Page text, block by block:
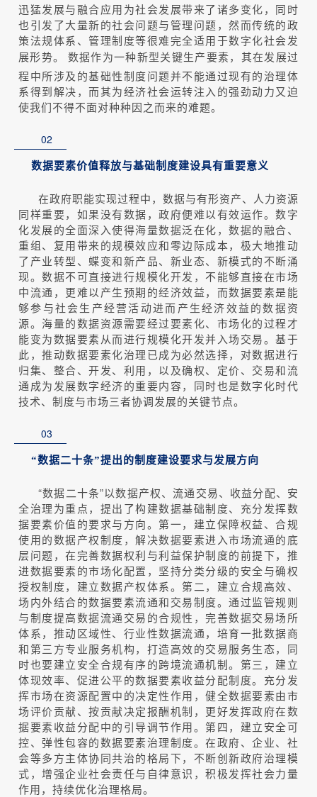
迅猛发展与融合应用为社会发展带来了诸多变化，同时
也引发了大量新的社会问题与管理问题，然而传统的政
策法规体系、管理制度等很难完全适用于数字化社会发
展形势。
数据作为一种新型关键生产要素，其在发展过
程中所涉及的基础性制度问题并不能通过现有的治理体
系得到解决，而其为经济社会运转注入的强劲动力又迫
使我们不得不面对种种因之而来的难题。
02
数据要素价值释放与基础制度建设具有重要意义
在政府职能实现过程中，数据与有形资产、人力资源
同样重要，如果没有数据，政府便难以有效运作。数字
化发展的全面深入使得海量数据泛在化，数据的融合、
重组、复用带来的规模效应和零边际成本，极大地推动
了产业转型、蝶变和新产品、新业态、新模式的不断涌
现。数据不可直接进行规模化开发，不能够直接在市场
中流通，更难以产生预期的经济效益，而数据要素是能
够参与社会生产经营活动进而产生经济效益的数据资
源。海量的数据资源需要经过要素化、市场化的过程才
能变为数据要素从而进行规模化开发并入场交易。基于
此，推动数据要素化治理已成为必然选择，对数据进行
归集、整合、开发、利用，以及确权、定价、交易和流
通成为发展数字经济的重要内容，同时也是数字化时代
技术、制度与市场三者协调发展的关键节点。
03
“数据二十条”提出的制度建设要求与发展方向
“数据二十条”以数据产权、流通交易、收益分配、安
全治理为重点，提出了构建数据基础制度、充分发挥数
据要素价值的要求与方向。第一，建立保障权益、合规
使用的数据产权制度，解决数据要素进入市场流通的底
层问题，在完善数据权利与利益保护制度的前提下，推
进数据要素的市场化配置，坚持分类分级的安全与确权
授权制度，建立数据产权体系。第二，建立合规高效、
场内外结合的数据要素流通和交易制度。通过监管规则
与制度提高数据流通交易的合规性，完善数据交易场所
体系，推动区域性、行业性数据流通，培育一批数据商
和第三方专业服务机构，打造高效的交易服务生态，同
时也要建立安全合规有序的跨境流通机制。第三，建立
体现效率、促进公平的数据要素收益分配制度。充分发
挥市场在资源配置中的决定性作用，健全数据要素由市
场评价贡献、按贡献决定报酬机制，更好发挥政府在数
据要素收益分配中的引导调节作用。第四，建立安全可
控、弹性包容的数据要素治理制度。在政府、企业、社
会等多方主体协同共治的格局下，不断创新政府治理模
式，增强企业社会责任与自律意识，积极发挥社会力量
作用，持续优化治理格局。